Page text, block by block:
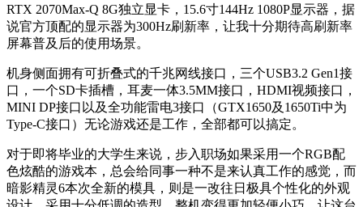
RTX 2070Max-Q 8G独立显卡，15.6寸144Hz 1080P显示器，据
说官方顶配的显示器为300Hz刷新率，让我十分期待高刷新率
屏幕普及后的使用场景。
机身侧面拥有可折叠式的千兆网线接口，三个USB3.2 Gen1接
口，一个SD卡插槽，耳麦一体3.5MM接口，HDMI视频接口，
MINI DP接口以及全功能雷电3接口（GTX1650及1650Ti中为
Type-C接口）无论游戏还是工作，全部都可以搞定。
对于即将毕业的大学生来说，步入职场如果采用一个RGB配
色炫酷的游戏本，总会给同事一种不是来认真工作的感觉，而
暗影精灵6本次全新的模具，则是一改往日极具个性化的外观